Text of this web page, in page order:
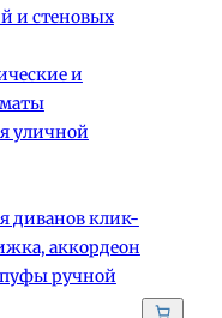
и стеновых
и
уличной
диванов клик-
аккордеон
пуфы ручной